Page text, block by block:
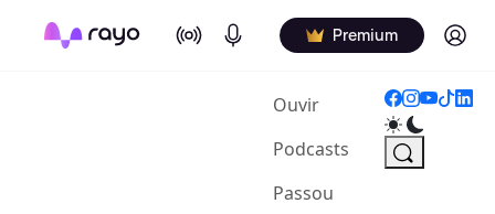
On Air Podcasts Premium Log in
Ouvir(current)
Podcasts
Passou